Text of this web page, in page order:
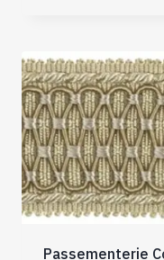
plusieurs
variations.
Les
options
peuvent
être
choisies
sur
Passementerie